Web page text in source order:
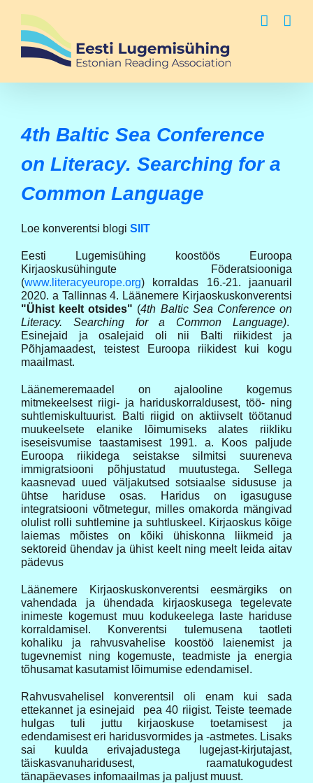
content
4th Baltic Sea Conference
on Literacy. Searching for a
Common Language
Loe konverentsi blogi SIIT
Eesti Lugemisühing koostöös Euroopa
Kirjaoskusühingute Föderatsiooniga
(www.literacyeurope.org) korraldas 16.-21. jaanuaril
2020. a Tallinnas 4. Läänemere Kirjaoskuskonverentsi
"Ühist keelt otsides" (4th Baltic Sea Conference on
Literacy. Searching for a Common Language).
Esinejaid ja osalejaid oli nii Balti riikidest ja
Põhjamaadest, teistest Euroopa riikidest kui kogu
maailmast.
Läänemeremaadel on ajalooline kogemus
mitmekeelsest riigi- ja hariduskorraldusest, töö- ning
suhtlemiskultuurist. Balti riigid on aktiivselt töötanud
muukeelsete elanike lõimumiseks alates riikliku
iseseisvumise taastamisest 1991. a. Koos paljude
Euroopa riikidega seistakse silmitsi suureneva
immigratsiooni põhjustatud muutustega. Sellega
kaasnevad uued väljakutsed sotsiaalse sidususe ja
ühtse hariduse osas. Haridus on igasuguse
integratsiooni võtmetegur, milles omakorda mängivad
olulist rolli suhtlemine ja suhtluskeel. Kirjaoskus kõige
laiemas mõistes on kõiki ühiskonna liikmeid ja
sektoreid ühendav ja ühist keelt ning meelt leida aitav
pädevus
Läänemere Kirjaoskuskonverentsi eesmärgiks on
vahendada ja ühendada kirjaoskusega tegelevate
inimeste kogemust muu kodukeelega laste hariduse
korraldamisel. Konverentsi tulemusena taotleti
kohaliku ja rahvusvahelise koostöö laienemist ja
tugevnemist ning kogemuste, teadmiste ja energia
tõhusamat kasutamist lõimumise edendamisel.
Rahvusvahelisel konverentsil oli enam kui sada
ettekannet ja esinejaid pea 40 riigist. Teiste teemade
hulgas tuli juttu kirjaoskuse toetamisest ja
edendamisest eri haridusvormides ja -astmetes. Lisaks
sai kuulda erivajadustega lugejast-kirjutajast,
täiskasvanuharidusest, raamatukogudest
tänapäevases infomaailmas ja paljust muust.